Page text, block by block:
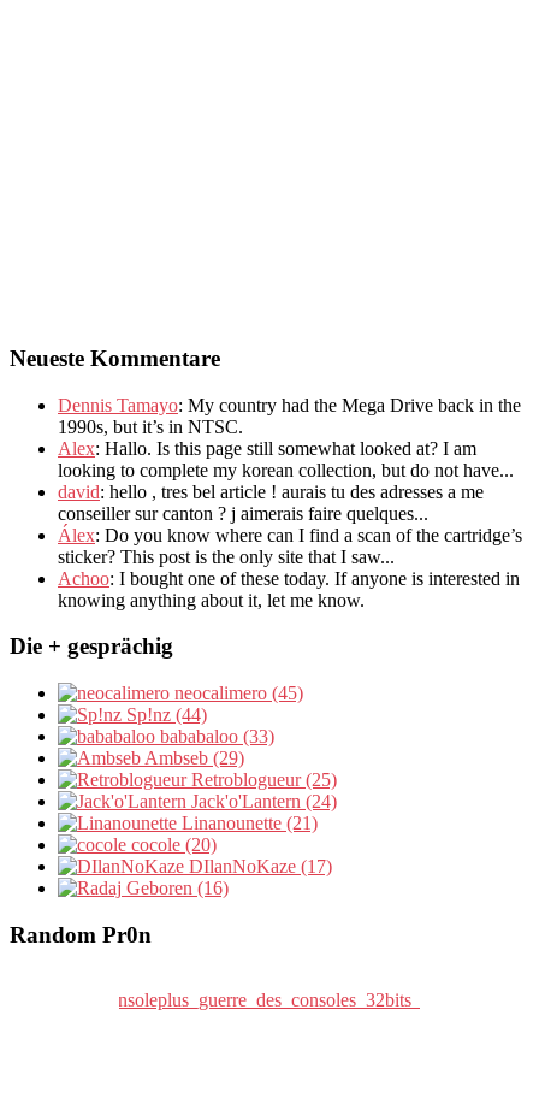
Neueste Kommentare
Dennis Tamayo: My country had the Mega Drive back in the
1990s, but it’s in NTSC.
Alex: Hallo. Is this page still somewhat looked at? I am
looking to complete my korean collection, but do not have...
david: hello , tres bel article ! aurais tu des adresses a me
conseiller sur canton ? j aimerais faire quelques...
Álex: Do you know where can I find a scan of the cartridge’s
sticker? This post is the only site that I saw...
Achoo: I bought one of these today. If anyone is interested in
knowing anything about it, let me know.
Die + gesprächig
neocalimero (45)
Sp!nz (44)
bababaloo (33)
Ambseb (29)
Retroblogueur (25)
Jack'o'Lantern (24)
Linanounette (21)
cocole (20)
DIlanNoKaze (17)
Geboren (16)
Random Pr0n